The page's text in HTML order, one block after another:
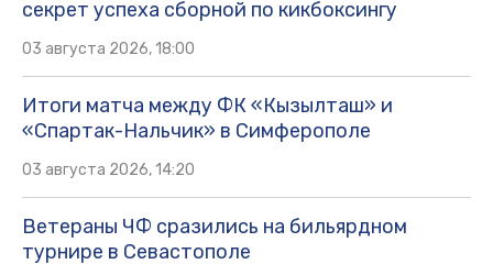
секрет успеха сборной по кикбоксингу
03 августа 2026, 18:00
Итоги матча между ФК «Кызылташ» и
«Спартак-Нальчик» в Симферополе
03 августа 2026, 14:20
Ветераны ЧФ сразились на бильярдном
турнире в Севастополе